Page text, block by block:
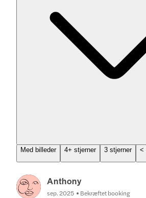
Med billeder 4+ stjerner 3 stjerner <
Anthony
sep. 2025 Bekræftet booking